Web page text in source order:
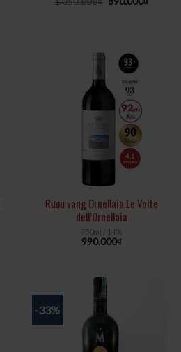
Rượu vang Ornellaia Le Volte
dell’Ornellaia
750ml / 14%
990.000₫
-33%